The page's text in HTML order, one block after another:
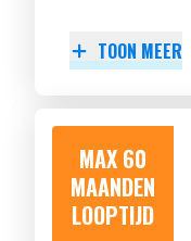
TOON MEER
MAX 60
MAANDEN
LOOPTIJD